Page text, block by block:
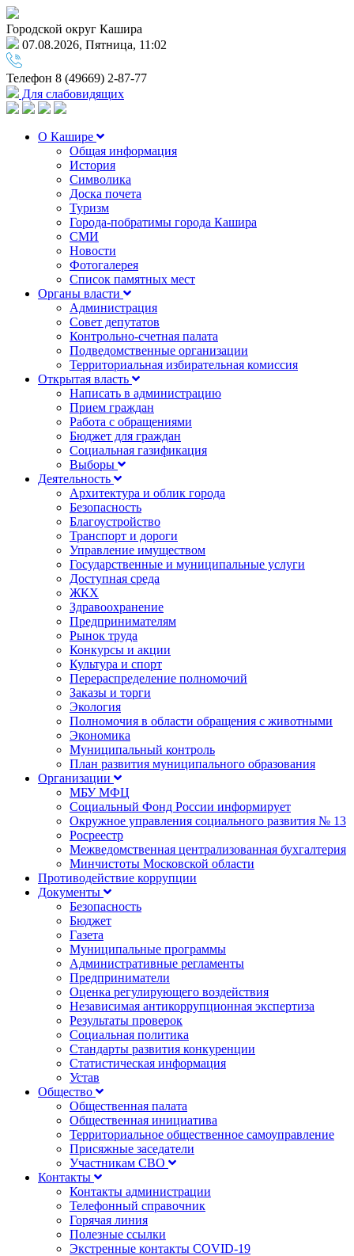
Городской округ Кашира
07.08.2026, Пятница, 11:02
Телефон 8 (49669) 2-87-77
Для слабовидящих
О Кашире
Общая информация
История
Символика
Доска почета
Туризм
Города-побратимы города Кашира
СМИ
Новости
Фотогалерея
Список памятных мест
Органы власти
Администрация
Совет депутатов
Контрольно-счетная палата
Подведомственные организации
Территориальная избирательная комиссия
Открытая власть
Написать в администрацию
Прием граждан
Работа с обращениями
Бюджет для граждан
Социальная газификация
Выборы
Деятельность
Архитектура и облик города
Безопасность
Благоустройство
Транспорт и дороги
Управление имуществом
Государственные и муниципальные услуги
Доступная среда
ЖКХ
Здравоохранение
Предпринимателям
Рынок труда
Конкурсы и акции
Культура и спорт
Перераспределение полномочий
Заказы и торги
Экология
Полномочия в области обращения с животными
Экономика
Муниципальный контроль
План развития муниципального образования
Организации
МБУ МФЦ
Социальный Фонд России информирует
Окружное управления социального развития № 13
Росреестр
Межведомственная централизованная бухгалтерия
Минчистоты Московской области
Противодействие коррупции
Документы
Безопасность
Бюджет
Газета
Муниципальные программы
Административные регламенты
Предприниматели
Оценка регулирующего воздействия
Независимая антикоррупционная экспертиза
Результаты проверок
Социальная политика
Стандарты развития конкуренции
Статистическая информация
Устав
Общество
Общественная палата
Общественная инициатива
Территориальное общественное самоуправление
Присяжные заседатели
Участникам СВО
Контакты
Контакты администрации
Телефонный справочник
Горячая линия
Полезные ссылки
Экстренные контакты COVID-19